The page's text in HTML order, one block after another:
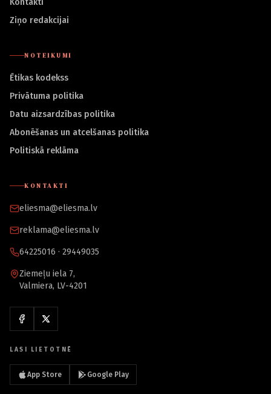
Kontakti
Ziņo redakcijai
NOTEIKUMI
Ētikas kodekss
Privātuma politika
Datu aizsardzības politika
Abonēšanas un atcelšanas politika
Politiskā reklāma
KONTAKTI
eliesma@eliesma.lv
reklama@eliesma.lv
64225016 · 29449035
Ziemeļu iela 7,
Valmiera, LV-4201
LASI LIETOTNĒ
App Store Google Play